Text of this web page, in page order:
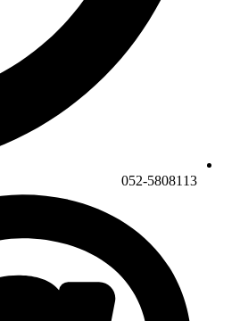
052-5808113